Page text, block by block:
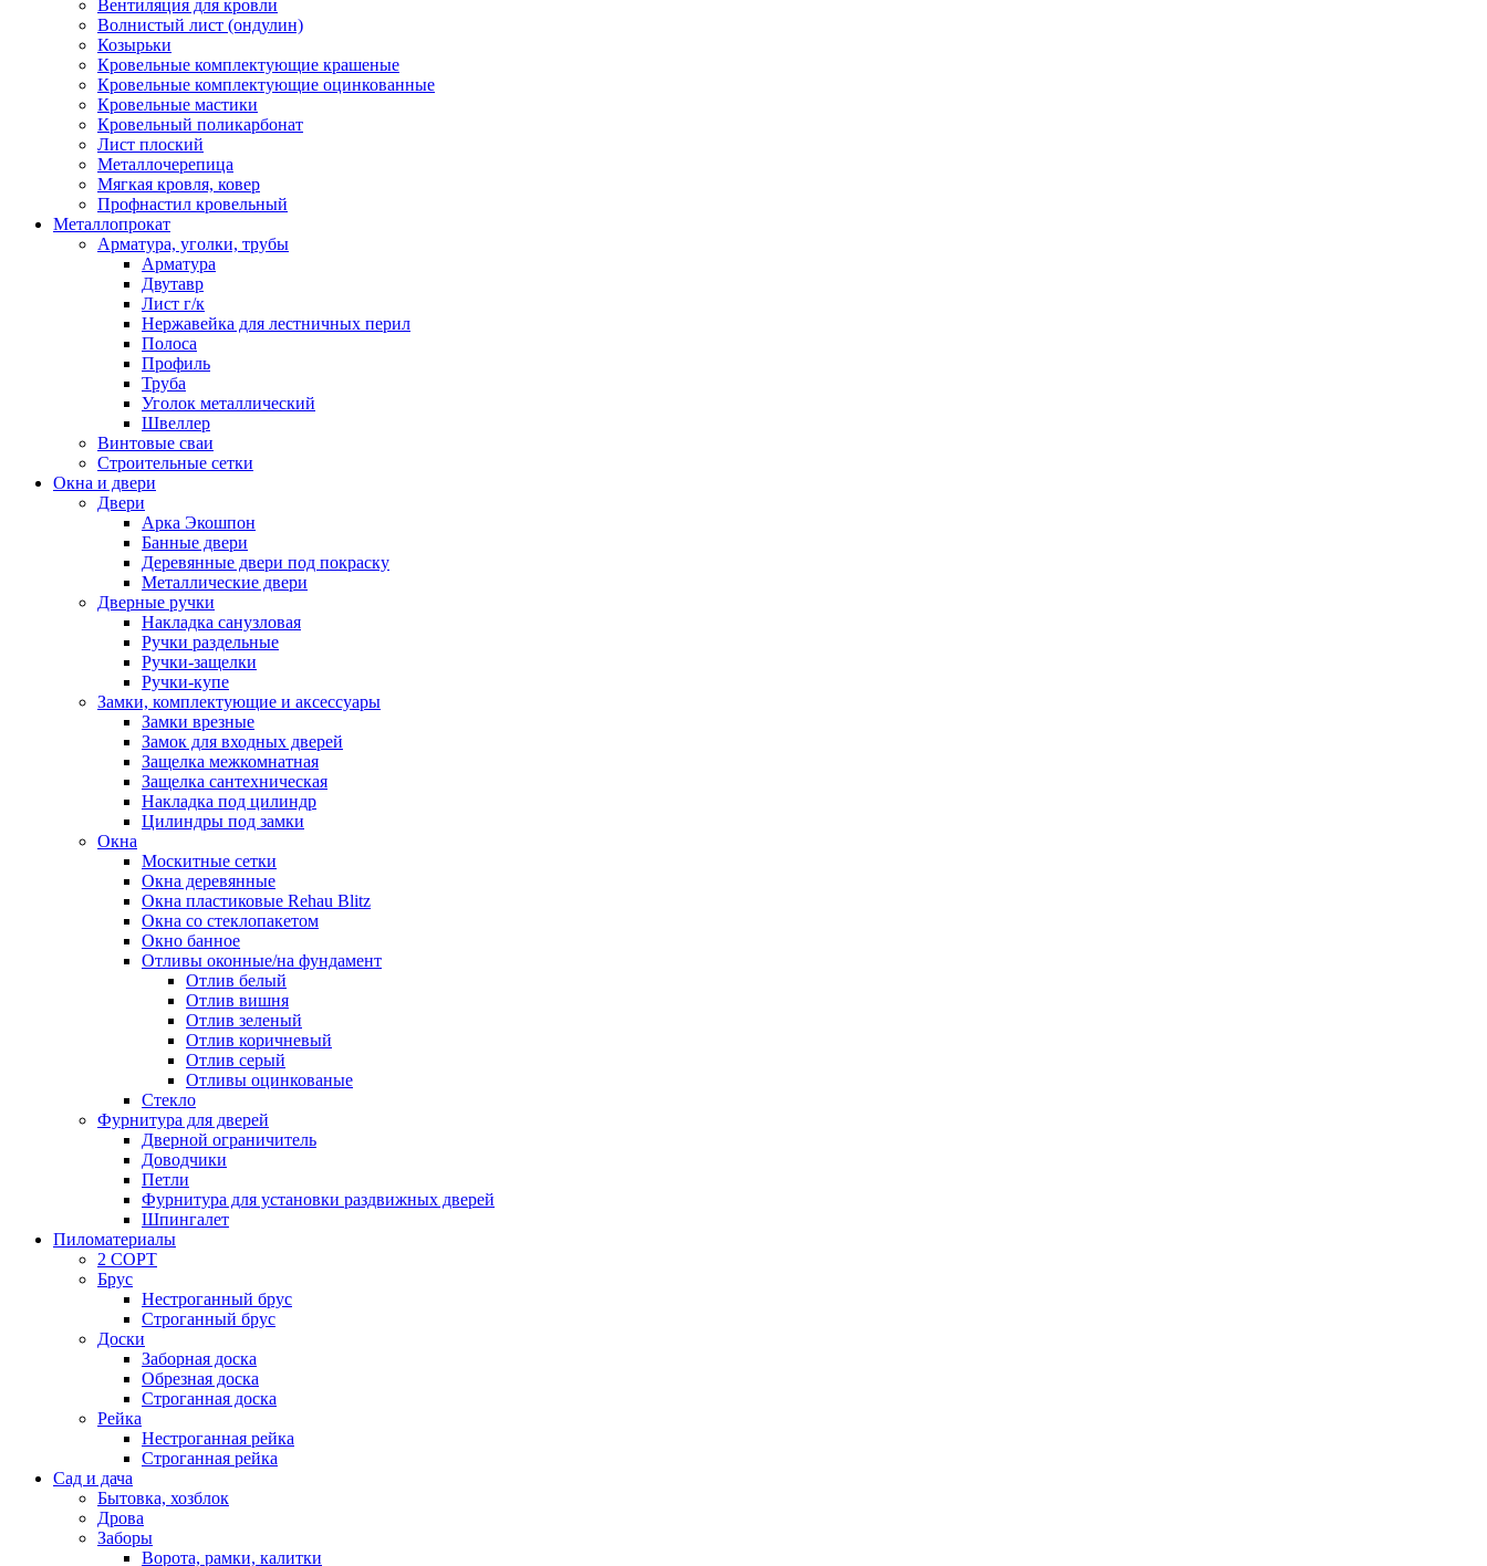
Вентиляция для кровли
Волнистый лист (ондулин)
Козырьки
Кровельные комплектующие крашеные
Кровельные комплектующие оцинкованные
Кровельные мастики
Кровельный поликарбонат
Лист плоский
Металлочерепица
Мягкая кровля, ковер
Профнастил кровельный
Металлопрокат
Арматура, уголки, трубы
Арматура
Двутавр
Лист г/к
Нержавейка для лестничных перил
Полоса
Профиль
Труба
Уголок металлический
Швеллер
Винтовые сваи
Строительные сетки
Окна и двери
Двери
Арка Экошпон
Банные двери
Деревянные двери под покраску
Металлические двери
Дверные ручки
Накладка санузловая
Ручки раздельные
Ручки-защелки
Ручки-купе
Замки, комплектующие и аксессуары
Замки врезные
Замок для входных дверей
Защелка межкомнатная
Защелка сантехническая
Накладка под цилиндр
Цилиндры под замки
Окна
Москитные сетки
Окна деревянные
Окна пластиковые Rehau Blitz
Окна со стеклопакетом
Окно банное
Отливы оконные/на фундамент
Отлив белый
Отлив вишня
Отлив зеленый
Отлив коричневый
Отлив серый
Отливы оцинкованые
Стекло
Фурнитура для дверей
Дверной ограничитель
Доводчики
Петли
Фурнитура для установки раздвижных дверей
Шпингалет
Пиломатериалы
2 СОРТ
Брус
Нестроганный брус
Строганный брус
Доски
Заборная доска
Обрезная доска
Строганная доска
Рейка
Нестроганная рейка
Строганная рейка
Сад и дача
Бытовка, хозблок
Дрова
Заборы
Ворота, рамки, калитки